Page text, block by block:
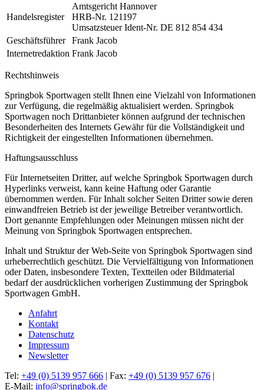
Handelsregister
Amtsgericht Hannover
HRB-Nr. 121197
Umsatzsteuer Ident-Nr. DE 812 854 434
Geschäftsführer
Frank Jacob
Internetredaktion Frank Jacob
Rechtshinweis
Springbok Sportwagen stellt Ihnen eine Vielzahl von Informationen
zur Verfügung, die regelmäßig aktualisiert werden. Springbok
Sportwagen noch Drittanbieter können aufgrund der technischen
Besonderheiten des Internets Gewähr für die Vollständigkeit und
Richtigkeit der eingestellten Informationen übernehmen.
Haftungsausschluss
Für Internetseiten Dritter, auf welche Springbok Sportwagen durch
Hyperlinks verweist, kann keine Haftung oder Garantie
übernommen werden. Für Inhalt solcher Seiten Dritter sowie deren
einwandfreien Betrieb ist der jeweilige Betreiber verantwortlich.
Dort genannte Empfehlungen oder Meinungen müssen nicht der
Meinung von Springbok Sportwagen entsprechen.
Inhalt und Struktur der Web-Seite von Springbok Sportwagen sind
urheberrechtlich geschützt. Die Vervielfältigung von Informationen
oder Daten, insbesondere Texten, Textteilen oder Bildmaterial
bedarf der ausdrücklichen vorherigen Zustimmung der Springbok
Sportwagen GmbH.
Anfahrt
Kontakt
Datenschutz
Impressum
Newsletter
Tel: +49 (0) 5139 957 666 | Fax: +49 (0) 5139 957 676 |
E-Mail: info@springbok.de